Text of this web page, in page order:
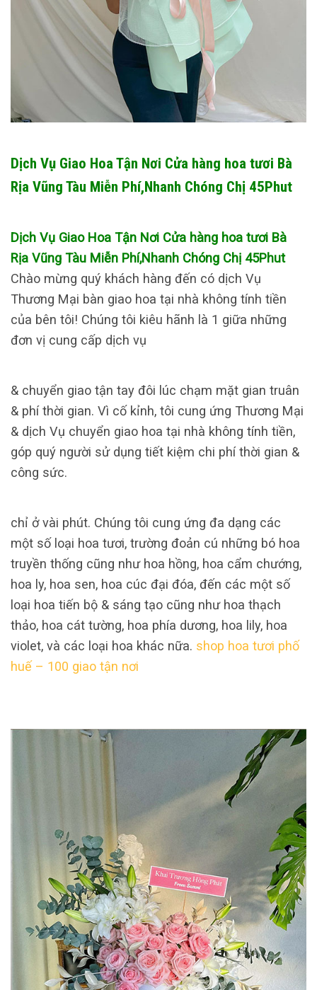
Dịch Vụ Giao Hoa Tận Nơi Cửa hàng hoa tươi Bà
Rịa Vũng Tàu Miễn Phí,Nhanh Chóng Chị 45Phut
Dịch Vụ Giao Hoa Tận Nơi Cửa hàng hoa tươi Bà
Rịa Vũng Tàu Miễn Phí,Nhanh Chóng Chị 45Phut
Chào mừng quý khách hàng đến có dịch Vụ
Thương Mại bàn giao hoa tại nhà không tính tiền
của bên tôi! Chúng tôi kiêu hãnh là 1 giữa những
đơn vị cung cấp dịch vụ
& chuyển giao tận tay đôi lúc chạm mặt gian truân
& phí thời gian. Vì cố kỉnh, tôi cung ứng Thương Mại
& dịch Vụ chuyển giao hoa tại nhà không tính tiền,
góp quý người sử dụng tiết kiệm chi phí thời gian &
công sức.
chỉ ở vài phút. Chúng tôi cung ứng đa dạng các
một số loại hoa tươi, trường đoản cú những bó hoa
truyền thống cũng như hoa hồng, hoa cẩm chướng,
hoa ly, hoa sen, hoa cúc đại đóa, đến các một số
loại hoa tiến bộ & sáng tạo cũng như hoa thạch
thảo, hoa cát tường, hoa phía dương, hoa lily, hoa
violet, và các loại hoa khác nữa. shop hoa tươi phố
huế – 100 giao tận nơi